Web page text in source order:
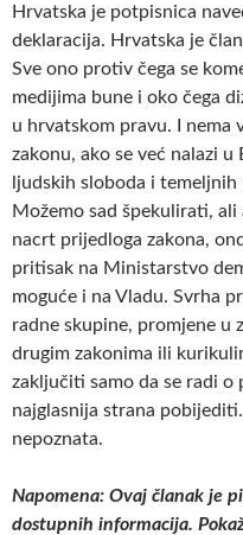
Hrvatska je potpisnica
deklaracija. Hrvatska je
Sve ono protiv čega se
medijima bune i oko čega
u hrvatskom pravu. I nema
zakonu, ako se već nalazi
ljudskih sloboda i temeljnih
Možemo sad špekulirati,
nacrt prijedloga zakona,
pritisak na Ministarstvo
moguće i na Vladu. Svrha
radne skupine, promjene u
drugim zakonima ili
zaključiti samo da se radi
najglasnija strana
nepoznata.
Napomena: Ovaj članak je
dostupnih informacija.